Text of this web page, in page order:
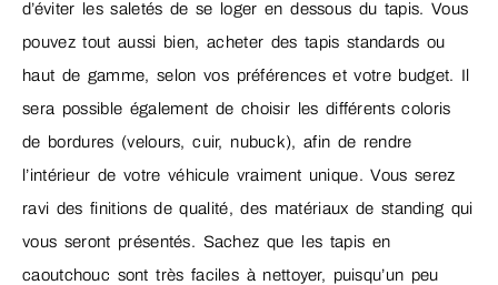
d’éviter les saletés de se loger en dessous du tapis. Vous
pouvez tout aussi bien, acheter des tapis standards ou
haut de gamme, selon vos préférences et votre budget. Il
sera possible également de choisir les différents coloris
de bordures (velours, cuir, nubuck), afin de rendre
l’intérieur de votre véhicule vraiment unique. Vous serez
ravi des finitions de qualité, des matériaux de standing qui
vous seront présentés. Sachez que les tapis en
caoutchouc sont très faciles à nettoyer, puisqu’un peu